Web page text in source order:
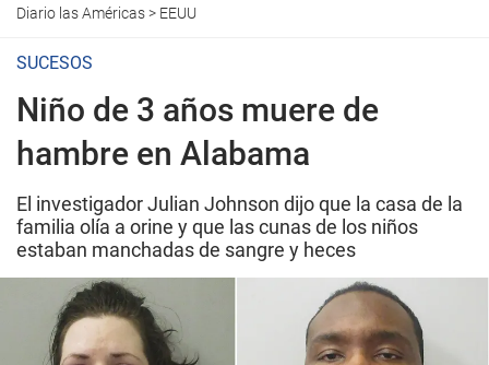
Diario las Américas> EEUU
SUCESOS
Niño de 3 años muere de
hambre en Alabama
El investigador Julian Johnson dijo que la casa de la
familia olía a orine y que las cunas de los niños
estaban manchadas de sangre y heces